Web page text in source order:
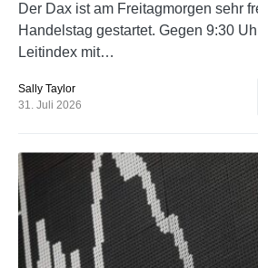
Der Dax ist am Freitagmorgen sehr
Handelstag gestartet. Gegen 9:30
Leitindex mit…
Sally Taylor
31. Juli 2026